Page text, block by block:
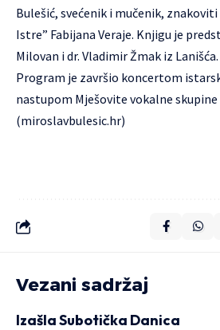
Bulešić, svećenik i mučenik,
Istre” Fabijana Veraje. Knjigu je
Milovan i dr. Vladimir Žmak iz Lanišća.
Program je završio koncertom
nastupom Mješovite vokalne skupine
(miroslavbulesic.hr)
Vezani sadržaj
Izašla Subotička Danica